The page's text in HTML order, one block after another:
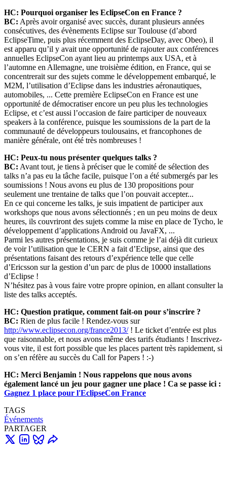
HC: Pourquoi organiser les EclipseCon en France ?
BC: Après avoir organisé avec succès, durant plusieurs années
consécutives, des évènements Eclipse sur Toulouse (d’abord
EclipseTime, puis plus récemment des EclipseDay, avec Obeo), il
est apparu qu’il y avait une opportunité de rajouter aux conférences
annuelles EclipseCon ayant lieu au printemps aux USA, et à
l’automne en Allemagne, une troisième édition, en France, qui se
concentrerait sur des sujets comme le développement embarqué, le
M2M, l’utilisation d’Eclipse dans les industries aéronautiques,
automobiles, ... Cette première EclipseCon en France est une
opportunité de démocratiser encore un peu plus les technologies
Eclipse, et c’est aussi l’occasion de faire participer de nouveaux
speakers à la conférence, puisque les soumissions de la part de la
communauté de développeurs toulousains, et francophones de
manière générale, ont été très nombreuses !
HC: Peux-tu nous présenter quelques talks ?
BC: Avant tout, je tiens à préciser que le comité de sélection des
talks n’a pas eu la tâche facile, puisque l’on a été submergés par les
soumissions ! Nous avons eu plus de 130 propositions pour
seulement une trentaine de talks que l’on pouvait accepter...
En ce qui concerne les talks, je suis impatient de participer aux
workshops que nous avons sélectionnés ; en un peu moins de deux
heures, ils couvriront des sujets comme la mise en place de Tycho, le
développement d’applications Android ou JavaFX, ...
Parmi les autres présentations, je suis comme je l’ai déjà dit curieux
de voir l’utilisation que le CERN a fait d’Eclipse, ainsi que des
présentations faisant des retours d’expérience telle que celle
d’Ericsson sur la gestion d’un parc de plus de 10000 installations
d’Eclipse !
N’hésitez pas à vous faire votre propre opinion, en allant consulter la
liste des talks acceptés.
HC: Question pratique, comment fait-on pour s’inscrire ?
BC: Rien de plus facile ! Rendez-vous sur
http://www.eclipsecon.org/france2013/! Le ticket d’entrée est plus
que raisonnable, et nous avons même des tarifs étudiants ! Inscrivez-
vous vite, il est fort possible que les places partent très rapidement, si
on s’en réfère au succès du Call for Papers ! :-)
HC: Merci Benjamin ! Nous rappelons que nous avons
également lancé un jeu pour gagner une place ! Ca se passe ici :
Gagnez 1 place pour l'EclipseCon France
TAGS
Événements
PARTAGER